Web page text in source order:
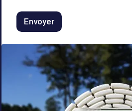
t
l
Envoyer